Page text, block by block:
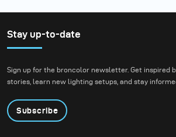
Stay up-to-date
Sign up for the broncolor newsletter. Get inspired
stories, learn new lighting setups, and stay
Subscribe